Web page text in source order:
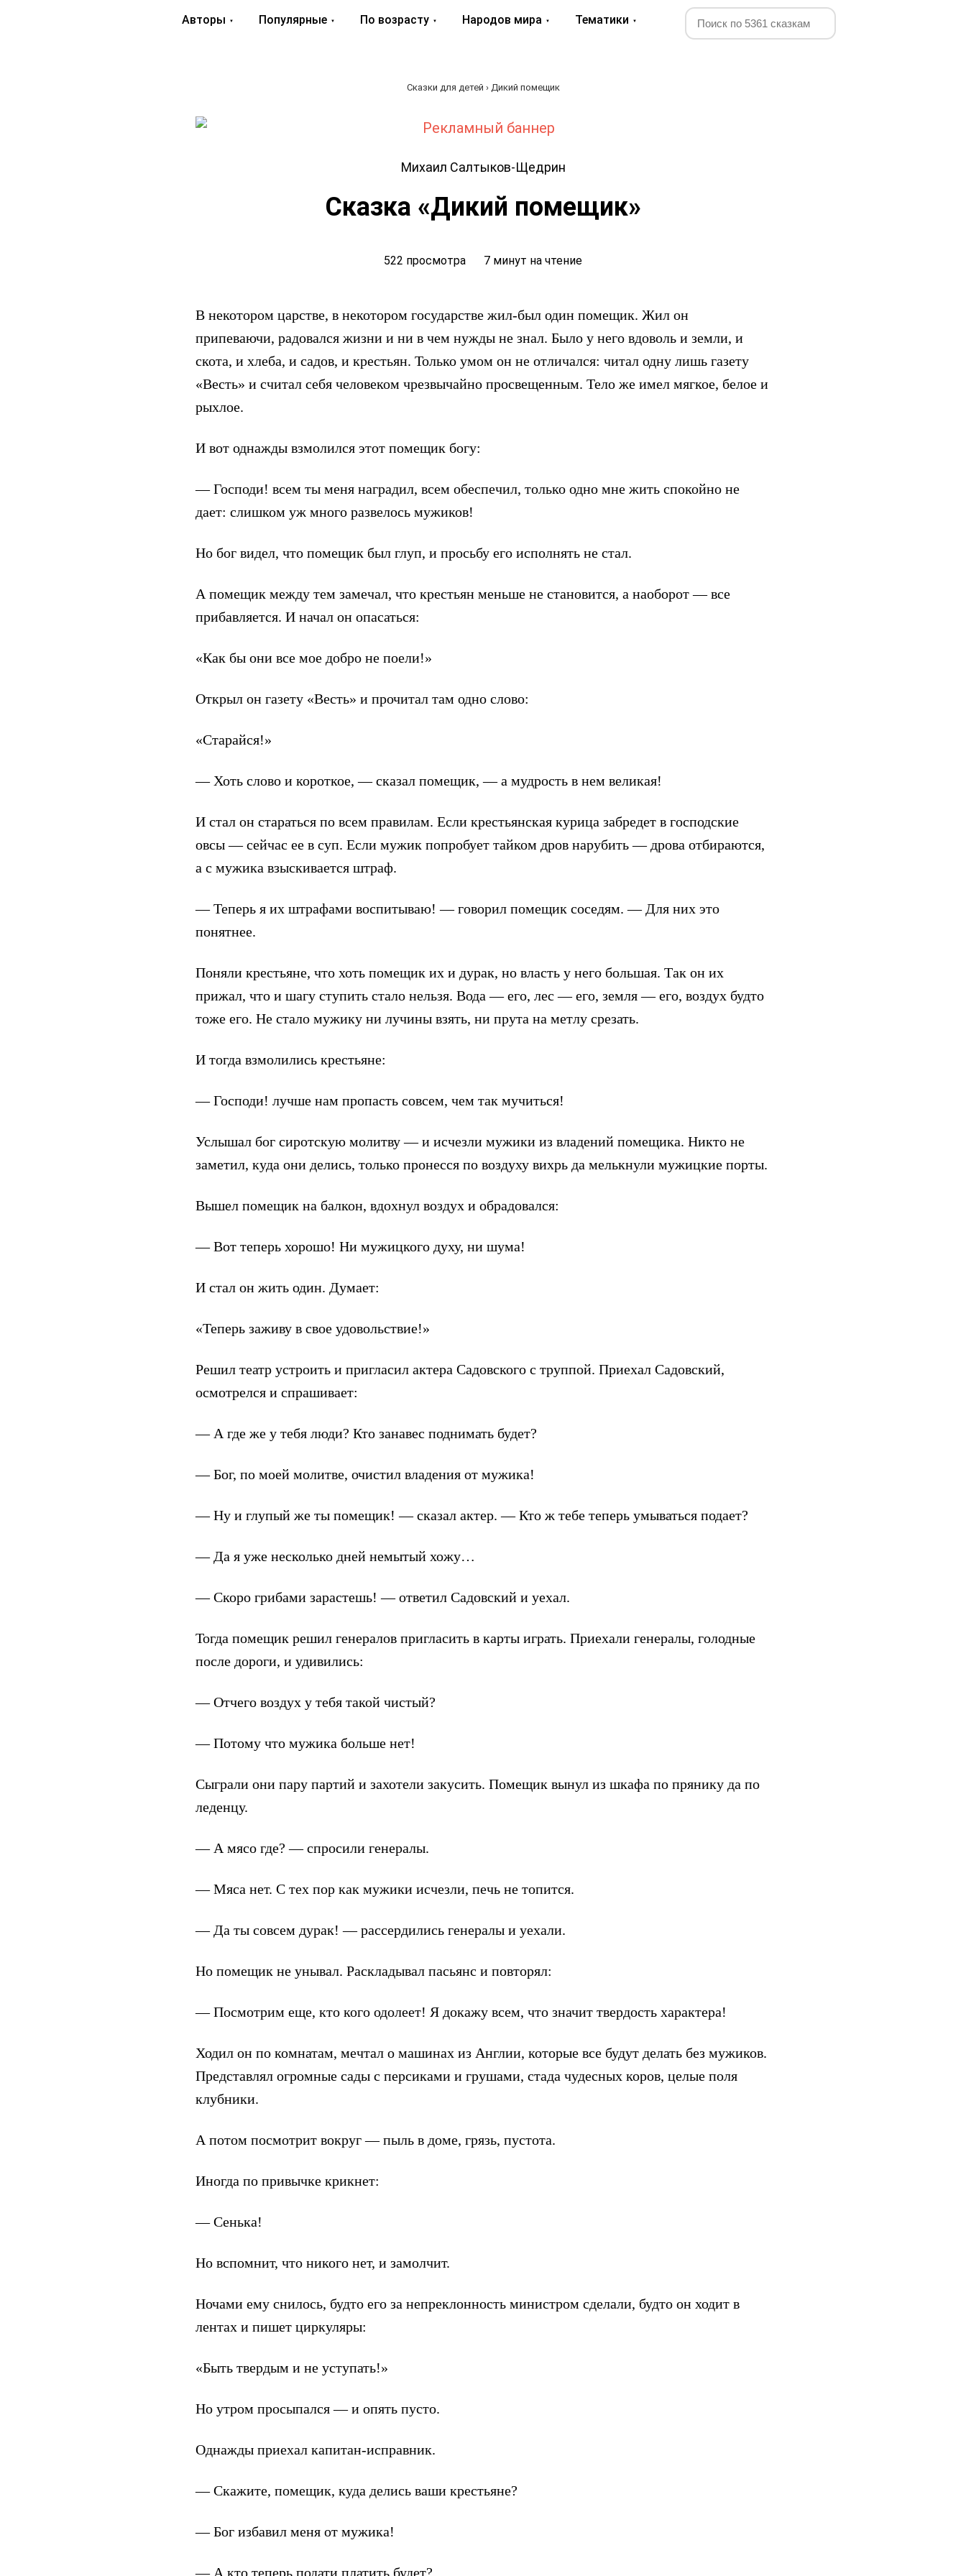
Авторы Популярные По возрасту Народов мира Тематики
Сказки для детей › Дикий помещик
Михаил Салтыков-Щедрин
Сказка «Дикий помещик»
522 просмотра 7 минут на чтение
В некотором царстве, в некотором государстве жил-был один помещик. Жил он
припеваючи, радовался жизни и ни в чем нужды не знал. Было у него вдоволь и земли, и
скота, и хлеба, и садов, и крестьян. Только умом он не отличался: читал одну лишь газету
«Весть» и считал себя человеком чрезвычайно просвещенным. Тело же имел мягкое, белое и
рыхлое.
И вот однажды взмолился этот помещик богу:
— Господи! всем ты меня наградил, всем обеспечил, только одно мне жить спокойно не
дает: слишком уж много развелось мужиков!
Но бог видел, что помещик был глуп, и просьбу его исполнять не стал.
А помещик между тем замечал, что крестьян меньше не становится, а наоборот — все
прибавляется. И начал он опасаться:
«Как бы они все мое добро не поели!»
Открыл он газету «Весть» и прочитал там одно слово:
«Старайся!»
— Хоть слово и короткое, — сказал помещик, — а мудрость в нем великая!
И стал он стараться по всем правилам. Если крестьянская курица забредет в господские
овсы — сейчас ее в суп. Если мужик попробует тайком дров нарубить — дрова отбираются,
а с мужика взыскивается штраф.
— Теперь я их штрафами воспитываю! — говорил помещик соседям. — Для них это
понятнее.
Поняли крестьяне, что хоть помещик их и дурак, но власть у него большая. Так он их
прижал, что и шагу ступить стало нельзя. Вода — его, лес — его, земля — его, воздух будто
тоже его. Не стало мужику ни лучины взять, ни прута на метлу срезать.
И тогда взмолились крестьяне:
— Господи! лучше нам пропасть совсем, чем так мучиться!
Услышал бог сиротскую молитву — и исчезли мужики из владений помещика. Никто не
заметил, куда они делись, только пронесся по воздуху вихрь да мелькнули мужицкие порты.
Вышел помещик на балкон, вдохнул воздух и обрадовался:
— Вот теперь хорошо! Ни мужицкого духу, ни шума!
И стал он жить один. Думает:
«Теперь заживу в свое удовольствие!»
Решил театр устроить и пригласил актера Садовского с труппой. Приехал Садовский,
осмотрелся и спрашивает:
— А где же у тебя люди? Кто занавес поднимать будет?
— Бог, по моей молитве, очистил владения от мужика!
— Ну и глупый же ты помещик! — сказал актер. — Кто ж тебе теперь умываться подает?
— Да я уже несколько дней немытый хожу…
— Скоро грибами зарастешь! — ответил Садовский и уехал.
Тогда помещик решил генералов пригласить в карты играть. Приехали генералы, голодные
после дороги, и удивились:
— Отчего воздух у тебя такой чистый?
— Потому что мужика больше нет!
Сыграли они пару партий и захотели закусить. Помещик вынул из шкафа по прянику да по
леденцу.
— А мясо где? — спросили генералы.
— Мяса нет. С тех пор как мужики исчезли, печь не топится.
— Да ты совсем дурак! — рассердились генералы и уехали.
Но помещик не унывал. Раскладывал пасьянс и повторял:
— Посмотрим еще, кто кого одолеет! Я докажу всем, что значит твердость характера!
Ходил он по комнатам, мечтал о машинах из Англии, которые все будут делать без мужиков.
Представлял огромные сады с персиками и грушами, стада чудесных коров, целые поля
клубники.
А потом посмотрит вокруг — пыль в доме, грязь, пустота.
Иногда по привычке крикнет:
— Сенька!
Но вспомнит, что никого нет, и замолчит.
Ночами ему снилось, будто его за непреклонность министром сделали, будто он ходит в
лентах и пишет циркуляры:
«Быть твердым и не уступать!»
Но утром просыпался — и опять пусто.
Однажды приехал капитан-исправник.
— Скажите, помещик, куда делись ваши крестьяне?
— Бог избавил меня от мужика!
— А кто теперь подати платить будет?